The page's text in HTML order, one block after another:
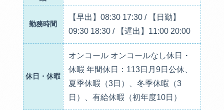
勤務時間
【早出】08:30 17:30 / 【日勤】
09:30 18:30 / 【遅出】11:00 20:00
休日・休暇
オンコール オンコールなし休日・
休暇 年間休日：113日月9日公休、
夏季休暇（3日）、冬季休暇（3
日）、有給休暇（初年度10日）